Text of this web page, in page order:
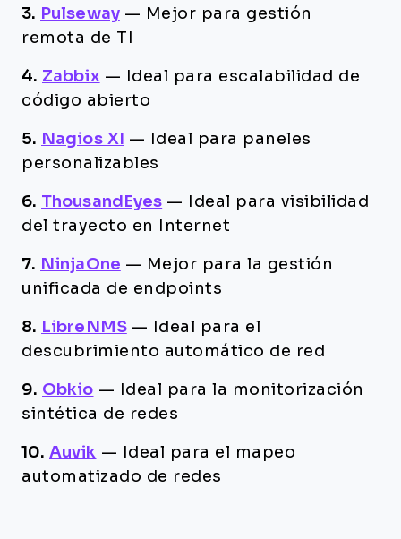
3. Pulseway — Mejor para gestión
remota de TI
4. Zabbix —
Ideal para escalabilidad de
código abierto
5. Nagios XI —
Ideal para paneles
personalizables
6. ThousandEyes —
Ideal para visibilidad
del trayecto en Internet
7. NinjaOne — Mejor para la gestión
unificada de endpoints
8. LibreNMS —
Ideal para el
descubrimiento automático de red
9. Obkio —
Ideal para la monitorización
sintética de redes
10. Auvik —
Ideal para el mapeo
automatizado de redes